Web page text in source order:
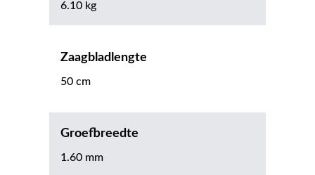
6.10 kg
Zaagbladlengte
50 cm
Groefbreedte
1.60 mm